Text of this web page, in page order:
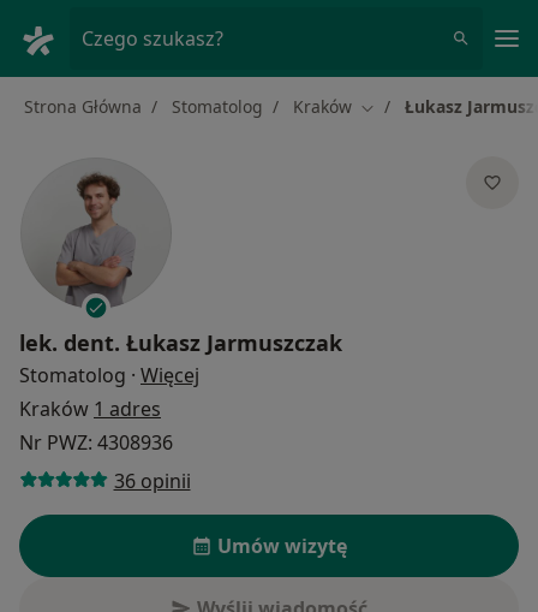
Czego szukasz?
Strona Główna Stomatolog Kraków Zmień miasto
Łukasz
lek. dent. Łukasz Jarmuszczak
Stomatolog · Więcej
Kraków 1 adres
Nr PWZ: 4308936
36 opinii
Umów wizytę